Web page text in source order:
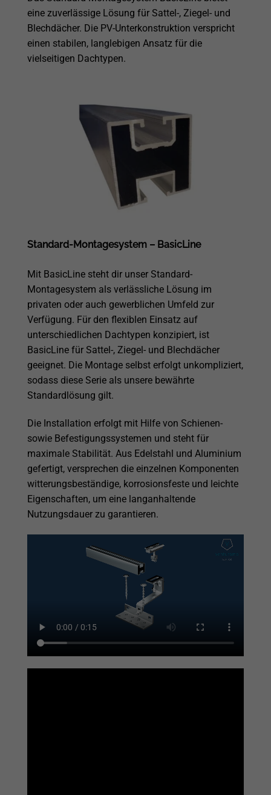
eine zuverlässige Lösung für Sattel-, Ziegel- und
Blechdächer. Die PV-Unterkonstruktion verspricht
einen stabilen, langlebigen Ansatz für die
vielseitigen Dachtypen.
Standard-Montagesystem – BasicLine
Mit BasicLine steht dir unser Standard-
Montagesystem als verlässliche Lösung im
privaten oder auch gewerblichen Umfeld zur
Verfügung. Für den flexiblen Einsatz auf
unterschiedlichen Dachtypen konzipiert, ist
BasicLine für Sattel-, Ziegel- und Blechdächer
geeignet. Die Montage selbst erfolgt unkompliziert,
sodass diese Serie als unsere bewährte
Standardlösung gilt.
Die Installation erfolgt mit Hilfe von Schienen-
sowie Befestigungssystemen und steht für
maximale Stabilität. Aus Edelstahl und Aluminium
gefertigt, versprechen die einzelnen Komponenten
witterungsbeständige, korrosionsfeste und leichte
Eigenschaften, um eine langanhaltende
Nutzungsdauer zu garantieren.